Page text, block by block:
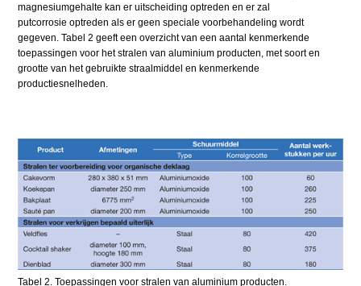
magnesiumgehalte kan er uitscheiding optreden en er zal
putcorrosie optreden als er geen speciale voorbehandeling wordt
gegeven. Tabel 2 geeft een overzicht van een aantal kenmerkende
toepassingen voor het stralen van aluminium producten, met soort en
grootte van het gebruikte straalmiddel en kenmerkende
productiesnelheden.
Tabel 2. Toepassingen voor stralen van aluminium producten.